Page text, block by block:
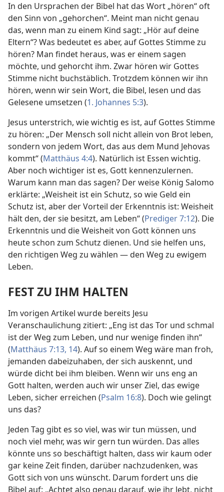
In den Ursprachen der Bibel hat das Wort „hören“ oft
den Sinn von „gehorchen“. Meint man nicht genau
das, wenn man zu einem Kind sagt: „Hör auf deine
Eltern“? Was bedeutet es aber, auf Gottes Stimme zu
hören? Man findet heraus, was er einem sagen
möchte, und gehorcht ihm. Zwar hören wir Gottes
Stimme nicht buchstäblich. Trotzdem können wir ihn
hören, wenn wir sein Wort, die Bibel, lesen und das
Gelesene umsetzen (1. Johannes 5:3).
Jesus unterstrich, wie wichtig es ist, auf Gottes Stimme
zu hören: „Der Mensch soll nicht allein von Brot leben,
sondern von jedem Wort, das aus dem Mund Jehovas
kommt“ (Matthäus 4:4). Natürlich ist Essen wichtig.
Aber noch wichtiger ist es, Gott kennenzulernen.
Warum kann man das sagen? Der weise König Salomo
erklärte: „Weisheit ist ein Schutz, so wie Geld ein
Schutz ist, aber der Vorteil der Erkenntnis ist: Weisheit
hält den, der sie besitzt, am Leben“ (Prediger 7:12). Die
Erkenntnis und die Weisheit von Gott können uns
heute schon zum Schutz dienen. Und sie helfen uns,
den richtigen Weg zu wählen — den Weg zu ewigem
Leben.
FEST ZU IHM HALTEN
Im vorigen Artikel wurde bereits Jesu
Veranschaulichung zitiert: „Eng ist das Tor und schmal
ist der Weg zum Leben, und nur wenige finden ihn“
(Matthäus 7:13, 14). Auf so einem Weg wäre man froh,
jemanden dabeizuhaben, der sich auskennt, und
würde dicht bei ihm bleiben. Wenn wir uns eng an
Gott halten, werden auch wir unser Ziel, das ewige
Leben, sicher erreichen (Psalm 16:8). Doch wie gelingt
uns das?
Jeden Tag gibt es so viel, was wir tun müssen, und
noch viel mehr, was wir gern tun würden. Das alles
könnte uns so beschäftigt halten, dass wir kaum oder
gar keine Zeit finden, darüber nachzudenken, was
Gott sich von uns wünscht. Darum fordert uns die
Bibel auf: „Achtet also genau darauf, wie ihr lebt, nicht